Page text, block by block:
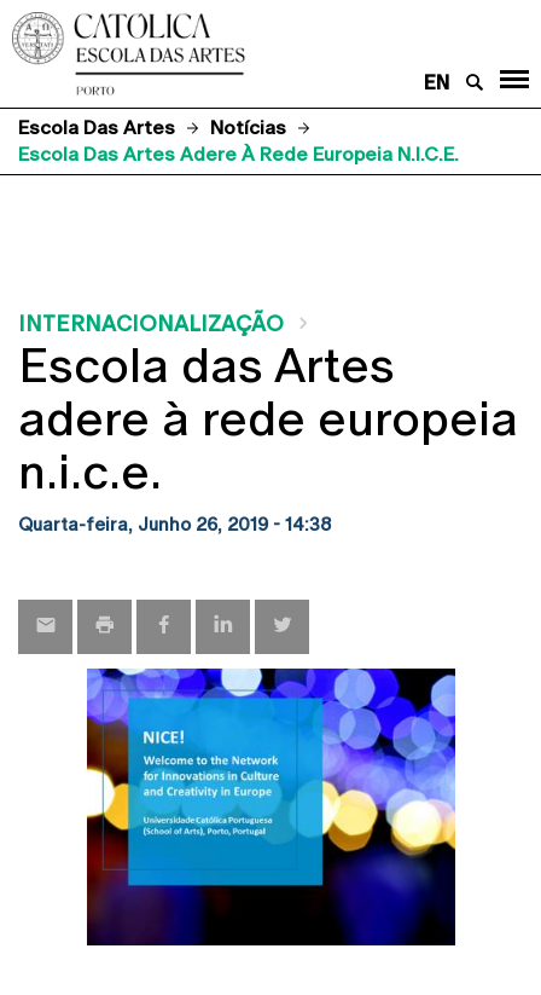
EN
Escola Das Artes
Notícias
Escola Das Artes Adere À Rede Europeia N.i.c.e.
INTERNACIONALIZAÇÃO
Escola das Artes
adere à rede europeia
n.i.c.e.
Quarta-feira, Junho 26, 2019 - 14:38